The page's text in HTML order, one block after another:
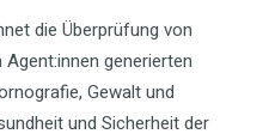
die Überprüfung von
generierten
Gewalt und
und Sicherheit der